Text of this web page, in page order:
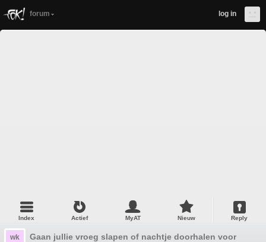
forum log in
Index Actief MyAT Nieuw Reply
wk Gaan jullie vroeg slapen of nachtje doorhalen voor NED-